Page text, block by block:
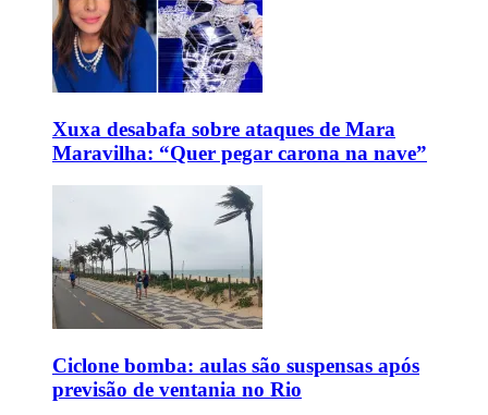
Xuxa desabafa sobre ataques de Mara
Maravilha: “Quer pegar carona na nave”
Ciclone bomba: aulas são suspensas após
previsão de ventania no Rio